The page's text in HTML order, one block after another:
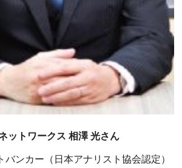
ットワークス 相澤 光さん
バンカー（日本アナリスト協会認定）